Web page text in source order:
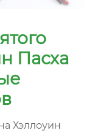
Пасха
Хэллоуин